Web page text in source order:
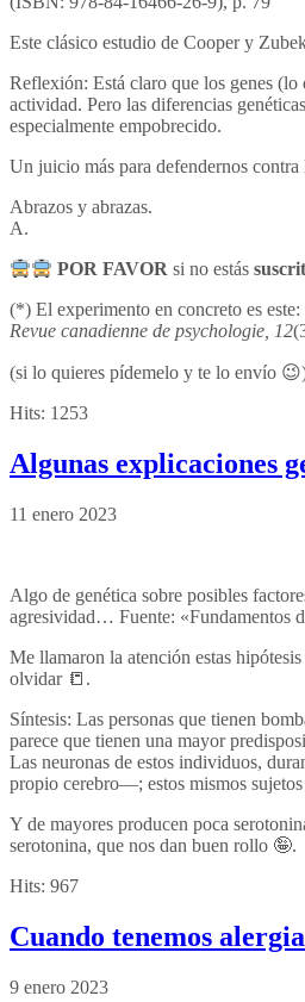
Este clásico estudio de Cooper y
Reflexión: Está claro que los genes (lo
actividad. Pero las diferencias
especialmente empobrecido.
Un juicio más para defendernos
Abrazos y abrazas.
A.
POR FAVOR si no estás
(*) El experimento en concreto es
Revue canadienne de psychologie, 12
(si lo quieres pídemelo y te lo envío
Hits: 1253
Algunas explicaciones
11 enero 2023
Algo de genética sobre posibles
agresividad… Fuente: «Fundamentos
Me llamaron la atención estas
olvidar 📒.
Síntesis: Las personas que tienen
parece que tienen una mayor
Las neuronas de estos individuos,
propio cerebro—; estos mismos
Y de mayores producen poca
serotonina, que nos dan buen rollo 🤪.
Hits: 967
Cuando tenemos
9 enero 2023